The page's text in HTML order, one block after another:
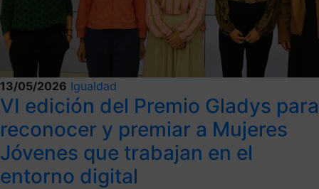
13/05/2026 Igualdad
VI edición del Premio Gladys para
reconocer y premiar a Mujeres
Jóvenes que trabajan en el
entorno digital